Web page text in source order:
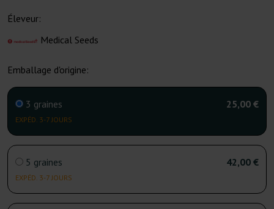
Éleveur:
Medical Seeds
Emballage d'origine:
3 graines
EXPÉD. 3-7 JOURS
25,00 €
5 graines
EXPÉD. 3-7 JOURS
42,00 €